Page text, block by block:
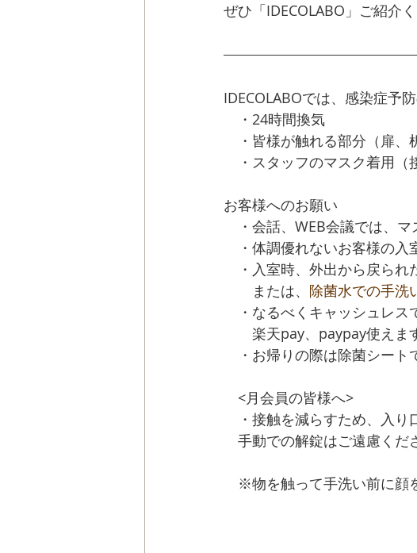
ぜひ「IDECOLABO」ご紹介く
IDECOLABOでは、感染症予
・24時間換気
・皆様が触れる部分（扉、
・スタッフのマスク着用（
お客様へのお願い
・会話、WEB会議では、マ
・体調優れないお客様の入
・入室時、外出から戻られ
または、 除菌水での手洗
・なるべくキャッシュレス
楽天pay、paypay使えます
・お帰りの際は除菌シート
<月会員の皆様へ>
・接触を減らすため、入り
手動での解錠はご遠慮くだ
※物を触って手洗い前に顔